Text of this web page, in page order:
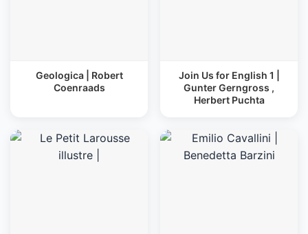
Geologica | Robert
Coenraads
Join Us for English 1 |
Gunter Gerngross ,
Herbert Puchta